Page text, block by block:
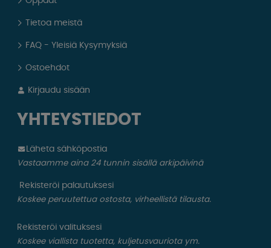
Tietoa meistä
FAQ - Yleisiä Kysymyksiä
Ostoehdot
Kirjaudu sisään
YHTEYSTIEDOT
Läheta sähköpostia
Vastaamme aina 24 tunnin sisällä arkipäivinä
Rekisteröi palautuksesi
Koskee peruutettua ostosta, virheellistä tilausta.
Rekisteröi valituksesi
Koskee viallista tuotetta, kuljetusvauriota ym.